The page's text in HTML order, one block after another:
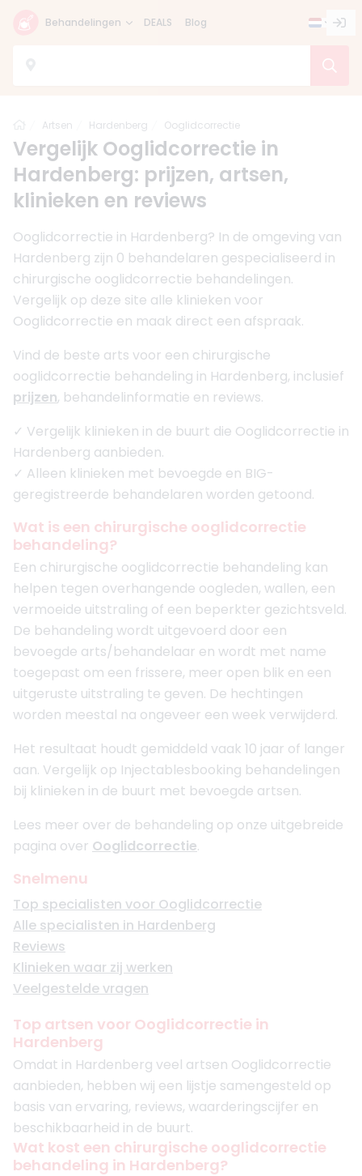
Behandelingen DEALS Blog
Home
Artsen Hardenberg Ooglidcorrectie
Vergelijk Ooglidcorrectie in
Hardenberg: prijzen, artsen,
klinieken en reviews
Ooglidcorrectie in Hardenberg? In de omgeving van
Hardenberg zijn 0 behandelaren gespecialiseerd in
chirurgische ooglidcorrectie behandelingen.
Vergelijk op deze site alle klinieken voor
Ooglidcorrectie en maak direct een afspraak.
Vind de beste arts voor een chirurgische
ooglidcorrectie behandeling in Hardenberg, inclusief
prijzen, behandelinformatie en reviews.
✓ Vergelijk klinieken in de buurt die Ooglidcorrectie in
Hardenberg aanbieden.
✓ Alleen klinieken met bevoegde en BIG-
geregistreerde behandelaren worden getoond.
Wat is een chirurgische ooglidcorrectie
behandeling?
Een chirurgische ooglidcorrectie behandeling kan
helpen tegen overhangende oogleden, wallen, een
vermoeide uitstraling of een beperkter gezichtsveld.
De behandeling wordt uitgevoerd door een
bevoegde arts/behandelaar en wordt met name
toegepast om een frissere, meer open blik en een
uitgeruste uitstraling te geven. De hechtingen
worden meestal na ongeveer een week verwijderd.
Het resultaat houdt gemiddeld vaak 10 jaar of langer
aan. Vergelijk op Injectablesbooking behandelingen
bij klinieken in de buurt met bevoegde artsen.
Lees meer over de behandeling op onze uitgebreide
pagina over Ooglidcorrectie.
Snelmenu
Top specialisten voor Ooglidcorrectie
Alle specialisten in Hardenberg
Reviews
Klinieken waar zij werken
Veelgestelde vragen
Top artsen voor Ooglidcorrectie in
Hardenberg
Omdat in Hardenberg veel artsen Ooglidcorrectie
aanbieden, hebben wij een lijstje samengesteld op
basis van ervaring, reviews, waarderingscijfer en
beschikbaarheid in de buurt.
Wat kost een chirurgische ooglidcorrectie
behandeling in Hardenberg?